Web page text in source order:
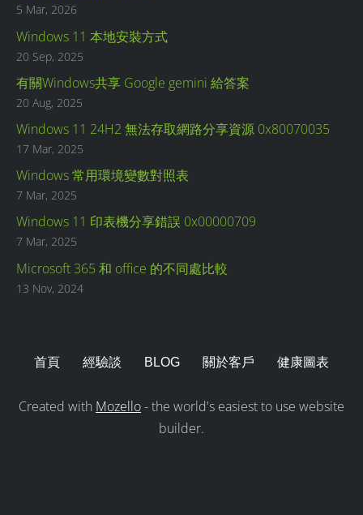
5 Mar, 2026
Windows 11 本地安裝方式
20 Sep, 2025
有關Windows共享 Google gemini 給答案
20 Aug, 2025
Windows 11 24H2 無法存取網路分享資源 0x80070035
17 Mar, 2025
Windows 常用環境變數對照表
7 Mar, 2025
Windows 11 印表機分享錯誤 0x00000709
7 Mar, 2025
Microsoft 365 和 office 的不同處比較
13 Nov, 2024
首頁 經驗談 BLOG 關於客戶 健康圖表
Created with Mozello- the world's easiest to use website
builder.